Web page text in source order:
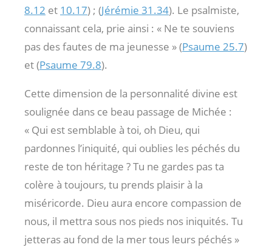
8.12 et 10.17) ; (Jérémie 31.34). Le psalmiste,
connaissant cela, prie ainsi : « Ne te souviens
pas des fautes de ma jeunesse » (Psaume 25.7)
et (Psaume 79.8).
Cette dimension de la personnalité divine est
soulignée dans ce beau passage de Michée :
« Qui est semblable à toi, oh Dieu, qui
pardonnes l’iniquité, qui oublies les péchés du
reste de ton héritage ? Tu ne gardes pas ta
colère à toujours, tu prends plaisir à la
miséricorde. Dieu aura encore compassion de
nous, il mettra sous nos pieds nos iniquités. Tu
jetteras au fond de la mer tous leurs péchés »